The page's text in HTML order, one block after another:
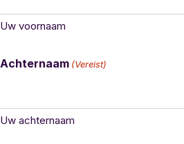
Uw voornaam
Achternaam (Vereist)
Uw achternaam